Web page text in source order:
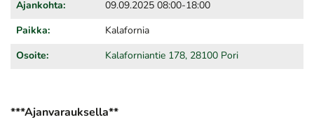
Ajankohta: 09.09.2025 08:00-18:00
Paikka: Kalafornia
Osoite: Kalaforniantie 178, 28100 Pori
***Ajanvarauksella**